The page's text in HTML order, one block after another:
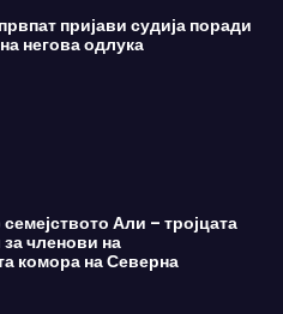
пријави судија поради
негова одлука
Али – тројцата
членови на
комора на Северна